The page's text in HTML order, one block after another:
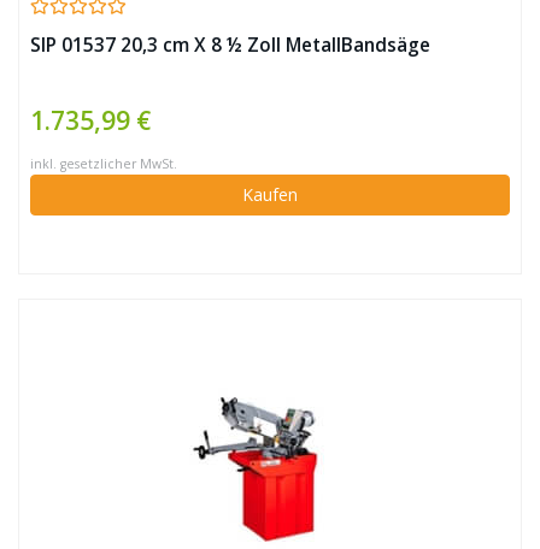
SIP 01537 20,3 cm X 8 ½ Zoll MetallBandsäge
1.735,99 €
inkl. gesetzlicher MwSt.
Kaufen